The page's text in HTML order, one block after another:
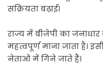
सक्रियता बढ़ाई।
राज्य में बीजेपी का
महत्वपूर्ण माना जाता है।
नेताओं में गिने जाते हैं।